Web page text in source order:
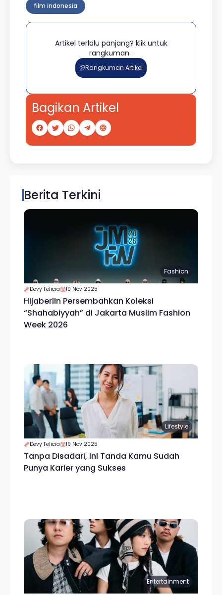
film indonesia
Artikel terlalu panjang? klik untuk
rangkuman :
Rangkuman Artikel
Bagikan Artikel
Berita Terkini
Fashion
Devy Felicia 19 Nov 2025
Hijaberlin Persembahkan Koleksi
“Shahabiyyah” di Jakarta Muslim Fashion
Week 2026
Lifestyle
Devy Felicia 19 Nov 2025
Tanpa Disadari, Ini Tanda Kamu Sudah
Punya Karier yang Sukses
Entertainment